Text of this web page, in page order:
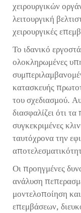
χειρουργικών
λειτουργική
χειρουργικές
Το ιδανικό
ολοκληρωμένες
κατασκευής
του σχεδιασμού.
διασφαλίζει ότι
συγκεκριμένες
ταυτόχρονα την
Οι προηγμένες
ανάλυση
μοντελοποίηση
επεμβάσεων,